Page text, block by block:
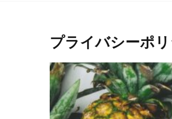
プライバシーポ